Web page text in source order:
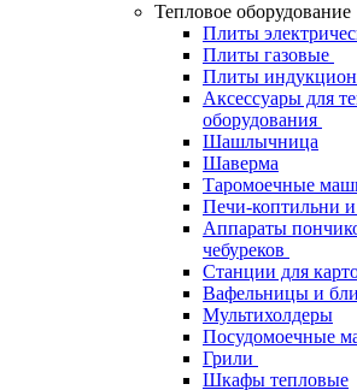
Тепловое оборудование
Плиты
Плиты газовые
Плиты
Аксессуары для
оборудования
Шашлычница
Шаверма
Таромоечные
Печи-коптильни
Аппараты
чебуреков
Станции для
Вафельницы и
Мультихолдеры
Посудомоечные
Грили
Шкафы тепловые